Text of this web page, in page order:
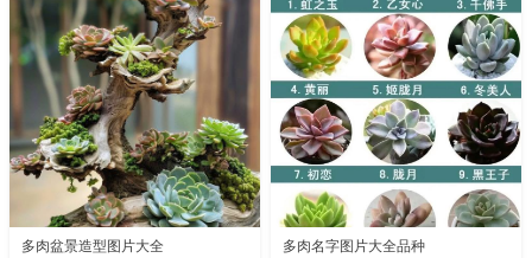
多肉盆景造型图片大全 多肉名字图片大全品种